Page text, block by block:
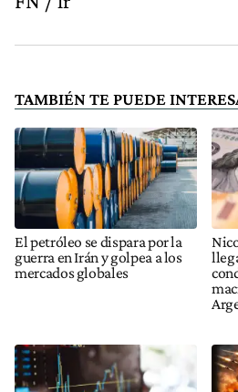
TAMBIÉN TE PUEDE
El petróleo se dispara por la
guerra en Irán y golpea a los
mercados globales